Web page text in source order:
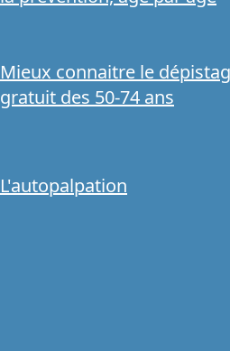
Mieux connaitre le
gratuit des 50-74 ans
L'autopalpation